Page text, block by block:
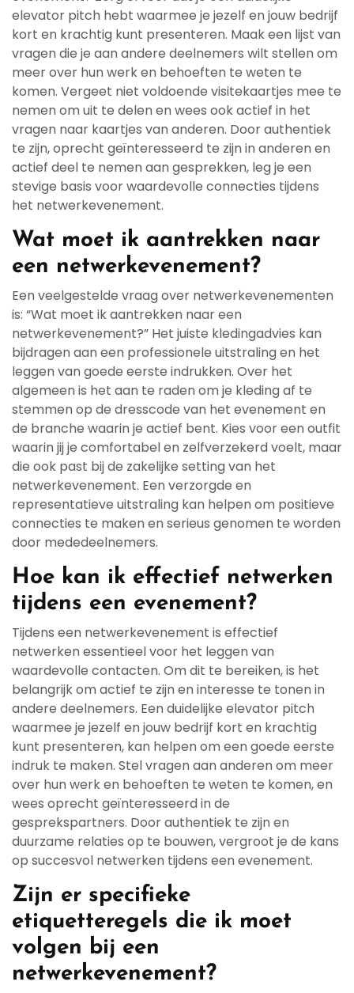
elevator pitch hebt waarmee je jezelf en jouw bedrijf
kort en krachtig kunt presenteren. Maak een lijst van
vragen die je aan andere deelnemers wilt stellen om
meer over hun werk en behoeften te weten te
komen. Vergeet niet voldoende visitekaartjes mee te
nemen om uit te delen en wees ook actief in het
vragen naar kaartjes van anderen. Door authentiek
te zijn, oprecht geïnteresseerd te zijn in anderen en
actief deel te nemen aan gesprekken, leg je een
stevige basis voor waardevolle connecties tijdens
het netwerkevenement.
Wat moet ik aantrekken naar
een netwerkevenement?
Een veelgestelde vraag over netwerkevenementen
is: “Wat moet ik aantrekken naar een
netwerkevenement?” Het juiste kledingadvies kan
bijdragen aan een professionele uitstraling en het
leggen van goede eerste indrukken. Over het
algemeen is het aan te raden om je kleding af te
stemmen op de dresscode van het evenement en
de branche waarin je actief bent. Kies voor een outfit
waarin jij je comfortabel en zelfverzekerd voelt, maar
die ook past bij de zakelijke setting van het
netwerkevenement. Een verzorgde en
representatieve uitstraling kan helpen om positieve
connecties te maken en serieus genomen te worden
door mededeelnemers.
Hoe kan ik effectief netwerken
tijdens een evenement?
Tijdens een netwerkevenement is effectief
netwerken essentieel voor het leggen van
waardevolle contacten. Om dit te bereiken, is het
belangrijk om actief te zijn en interesse te tonen in
andere deelnemers. Een duidelijke elevator pitch
waarmee je jezelf en jouw bedrijf kort en krachtig
kunt presenteren, kan helpen om een goede eerste
indruk te maken. Stel vragen aan anderen om meer
over hun werk en behoeften te weten te komen, en
wees oprecht geïnteresseerd in de
gesprekspartners. Door authentiek te zijn en
duurzame relaties op te bouwen, vergroot je de kans
op succesvol netwerken tijdens een evenement.
Zijn er specifieke
etiquetteregels die ik moet
volgen bij een
netwerkevenement?